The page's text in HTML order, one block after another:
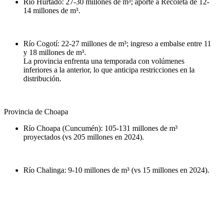
14 millones de m³.
Río Cogotí: 22-27 millones de m³; ingreso a embalse entre 11
y 18 millones de m³.
La provincia enfrenta una temporada con volúmenes
inferiores a la anterior, lo que anticipa restricciones en la
distribución.
Provincia de Choapa
Río Choapa (Cuncumén): 105-131 millones de m³
proyectados (vs 205 millones en 2024).
Río Chalinga: 9-10 millones de m³ (vs 15 millones en 2024).